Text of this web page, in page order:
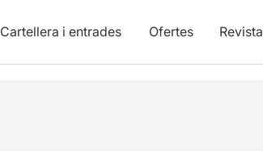
Cartellera i entrades Ofertes Revista